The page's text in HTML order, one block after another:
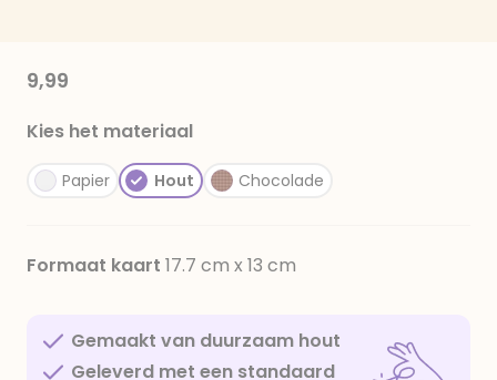
9,99
Kies het materiaal
Papier Hout Chocolade
Formaat kaart 17.7 cm x 13 cm
Gemaakt van duurzaam hout
Geleverd met een standaard